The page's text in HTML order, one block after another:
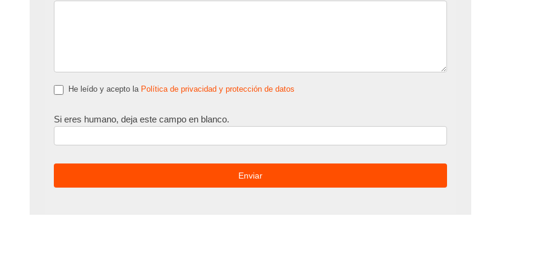
He leído y acepto la Política de privacidad y protección de datos
Si eres humano, deja este campo en blanco.